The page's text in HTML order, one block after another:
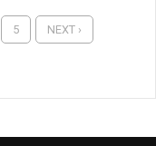
5 NEXT ›